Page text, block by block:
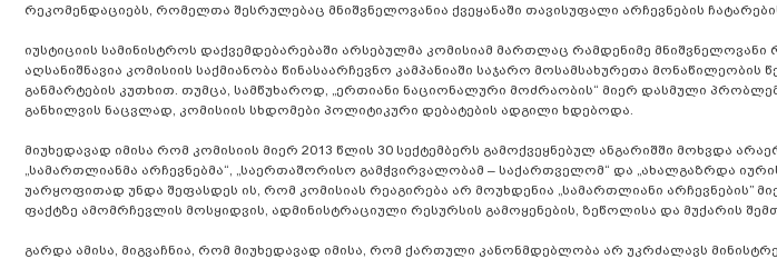
რეკომენდაციებს, რომელთა შესრულებაც მნიშვნელოვანია ქვეყანაში თავისუფალი არჩევნების
იუსტიციის სამინისტროს დაქვემდებარებაში არსებულმა კომისიამ მართლაც რამდენიმე მნიშვნელოვანი
აღსანიშნავია კომისიის საქმიანობა წინასაარჩევნო კამპანიაში საჯარო მოსამსახურეთა მონაწილეობის
განმარტების კუთხით. თუმცა, სამწუხაროდ, „ერთიანი ნაციონალური მოძრაობის“ მიერ დასმული
განხილვის ნაცვლად, კომისიის სხდომები პოლიტიკური დებატების ადგილი ხდებოდა.
მიუხედავად იმისა რომ კომისიის მიერ 2013 წლის 30 სექტემბერს გამოქვეყნებულ ანგარიშში მოხვდა
„სამართლიანმა არჩევნებმა“, „საერთაშორისო გამჭვირვალობამ – საქართველომ“ და „ახალგაზრდა
უარყოფითად უნდა შეფასდეს ის, რომ კომისიას რეაგირება არ მოუხდენია „სამართლიანი არჩევნების”
ფაქტზე ამომრჩევლის მოსყიდვის, ადმინისტრაციული რესურსის გამოყენების, ზეწოლისა და მუქარის
გარდა ამისა, მიგვაჩნია, რომ მიუხედავად იმისა, რომ ქართული კანონმდებლობა არ უკრძალავს